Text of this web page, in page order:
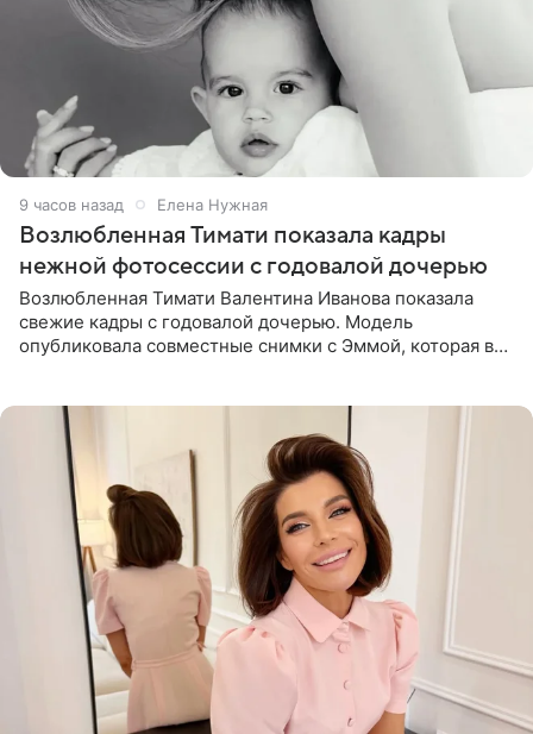
9 часов назад Елена Нужная
Возлюбленная Тимати показала кадры
нежной фотосессии с годовалой дочерью
Возлюбленная Тимати Валентина Иванова показала
свежие кадры с годовалой дочерью. Модель
опубликовала совместные снимки с Эммой, которая в